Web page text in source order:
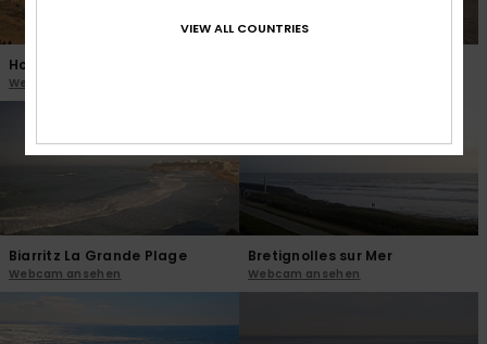
Hossegor La Gravière
Webcam ansehen
Biarritz La Grande Plage
Webcam ansehen
Bretignolles sur Mer
Webcam ansehen
VIEW ALL COUNTRIES